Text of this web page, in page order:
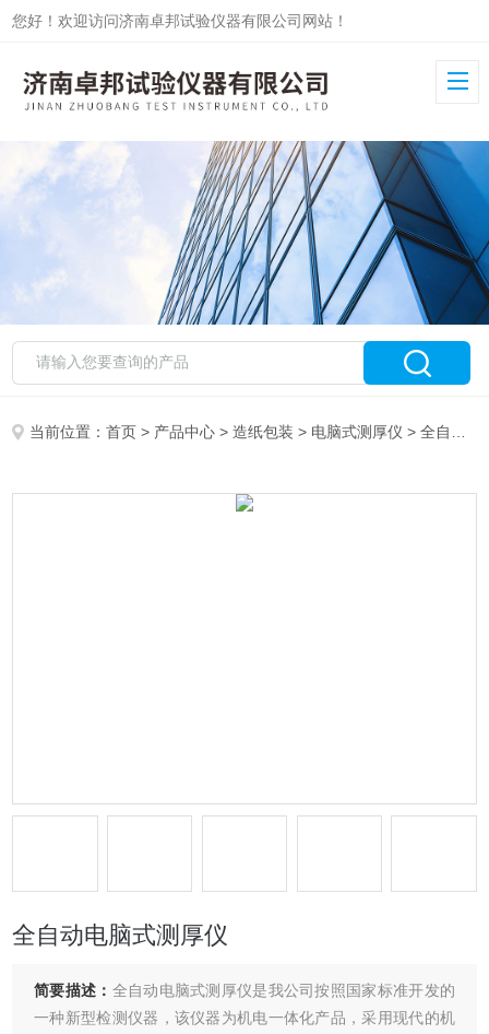
您好！欢迎访问济南卓邦试验仪器有限公司网站！
当前位置：首页 > 产品中心 >造纸包装 > 电脑式测厚仪 > 全自动电脑式测厚仪
全自动电脑式测厚仪
简要描述： 全自动电脑式测厚仪是我公司按照国家标准开发的
一种新型检测仪器，该仪器为机电一体化产品，采用现代的机